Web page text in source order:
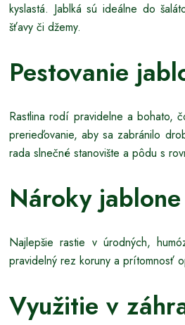
kyslastá. Jablká sú ideálne do
šťavy či džemy.
Pestovanie
Rastlina rodí pravidelne a bohato,
prerieďovanie, aby sa zabránilo
rada slnečné stanovište a pôdu s
Nároky
Najlepšie rastie v úrodných,
pravidelný rez koruny a prítomnosť
Využitie v